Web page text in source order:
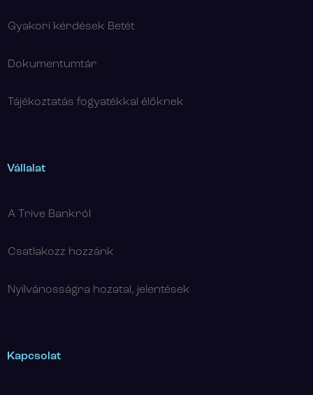
Gyakori kérdések Betét
Dokumentumtár
Tájékoztatás fogyatékkal élőknek
Vállalat
A Trive Bankról
Csatlakozz hozzánk
Nyilvánosságra hozatal, jelentések
Kapcsolat